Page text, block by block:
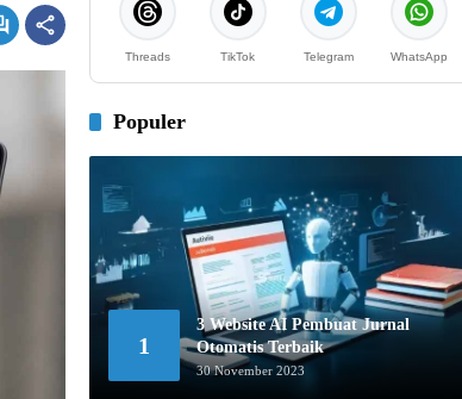
Threads TikTok Telegram WhatsApp
Populer
1
3 Website AI Pembuat Jurnal
Otomatis Terbaik
30 November 2023